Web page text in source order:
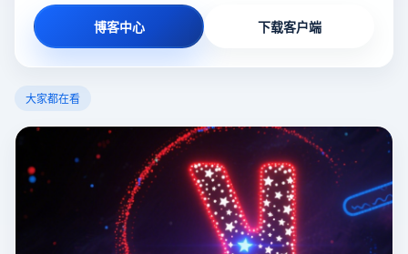
博客中心 下载客户端
大家都在看